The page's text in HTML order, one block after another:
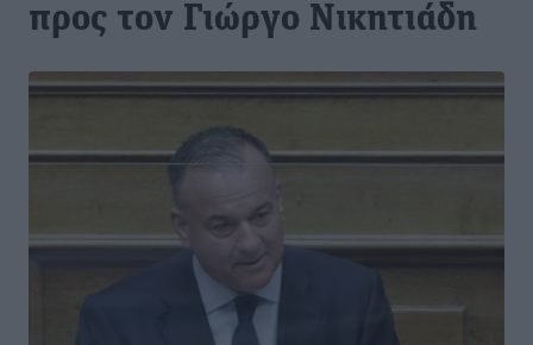
προς τον Γιώργο Νικητιάδη